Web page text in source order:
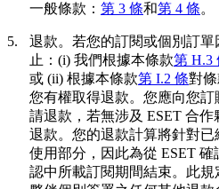
一般條款： 第 3 條和第 4 條。
5. 退款。 若您的訂閱或個別訂
止：(i) 我們根據本條款第 H.3
或 (ii) 根據本條款第 I.2 條對
您有權取得退款。您應向您訂
請退款，若無涉及 ESET 合
退款。您的退款計算將針對
使用部分，因此為從 ESET
認中所載訂閱期間結束。此